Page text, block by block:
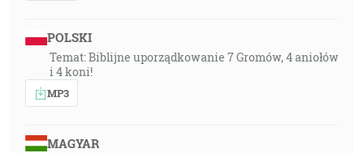
POLSKI
Temat: Biblijne uporządkowanie 7 Gromów, 4 aniołów
i 4 koni!
MP3
MAGYAR